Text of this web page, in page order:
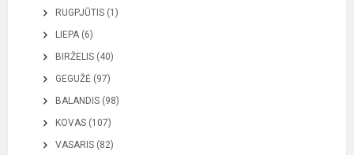
RUGPJŪTIS (1)
LIEPA (6)
BIRŽELIS (40)
GEGUŽĖ (97)
BALANDIS (98)
KOVAS (107)
VASARIS (82)